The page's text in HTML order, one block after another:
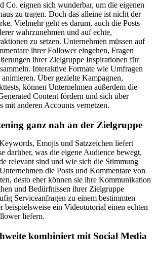
Co. eignen sich wunderbar, um die eigenen
zu tragen. Doch das alleine ist nicht der
Vielmehr geht es darum, auch die Posts
wahrzunehmen und auf echte,
zu setzen. Unternehmen müssen auf
ihrer Follower eingehen, Fragen
ihrer Zielgruppe Inspirationen für
Interaktive Formate wie Umfragen
Über gezielte Kampagnen,
können Unternehmen außerdem die
Content fördern und sich über
mit anderen Accounts vernetzen.
ganz nah an der Zielgruppe
Emojis und Satzzeichen liefert
darüber, was die eigene Audience bewegt,
relevant sind und wie sich die Stimmung
die Posts und Kommentare von
desto eher können sie ihre Kommunikation
und Bedürfnissen ihrer Zielgruppe
Serviceanfragen zu einem bestimmten
beispielsweise ein Videotutorial einen echten
liefern.
kombiniert mit Social Media